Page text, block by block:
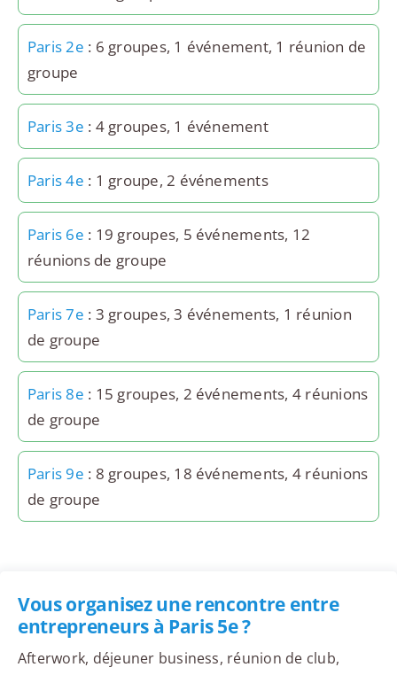
Paris 2e : 6 groupes, 1 événement, 1 réunion de
groupe
Paris 3e : 4 groupes, 1 événement
Paris 4e : 1 groupe, 2 événements
Paris 6e : 19 groupes, 5 événements, 12
réunions de groupe
Paris 7e : 3 groupes, 3 événements, 1 réunion
de groupe
Paris 8e : 15 groupes, 2 événements, 4 réunions
de groupe
Paris 9e : 8 groupes, 18 événements, 4 réunions
de groupe
Vous organisez une rencontre entre
entrepreneurs à Paris 5e ?
Afterwork, déjeuner business, réunion de club,